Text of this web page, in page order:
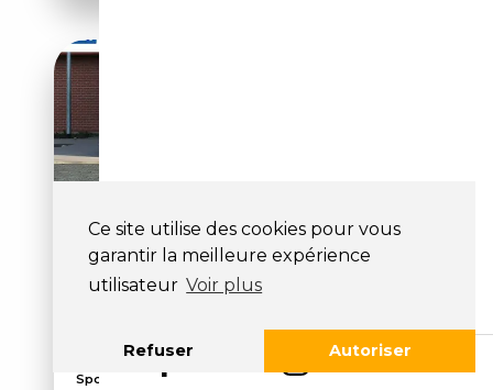
Ce site utilise des cookies pour vous
garantir la meilleure expérience
utilisateur Voir plus
Refuser Autoriser
AUDI Q8 50 TDI QU. S LINE
NAVI+MATRIX+AHK+STDHZG+
Sport, T...